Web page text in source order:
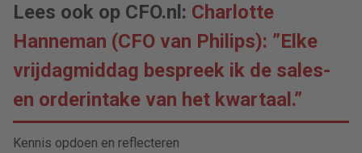
Lees ook op CFO.nl: Charlotte
Hanneman (CFO van Philips): ”Elke
vrijdagmiddag bespreek ik de sales-
en orderintake van het kwartaal.”
Kennis opdoen en reflecteren